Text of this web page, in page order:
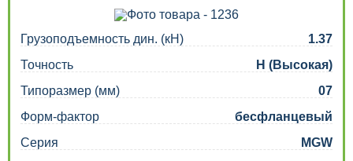
Грузоподъемность дин. (кН)
1.37
Точность
H (Высокая)
Типоразмер (мм)
07
Форм-фактор
бесфланцевый
Серия
MGW